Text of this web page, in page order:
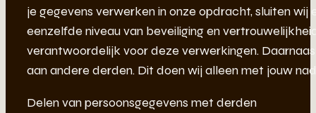
je gegevens verwerken in onze opdracht, sluiten
eenzelfde niveau van beveiliging en
verantwoordelijk voor deze verwerkingen.
aan andere derden. Dit doen wij alleen met jouw
Delen van persoonsgegevens met derden